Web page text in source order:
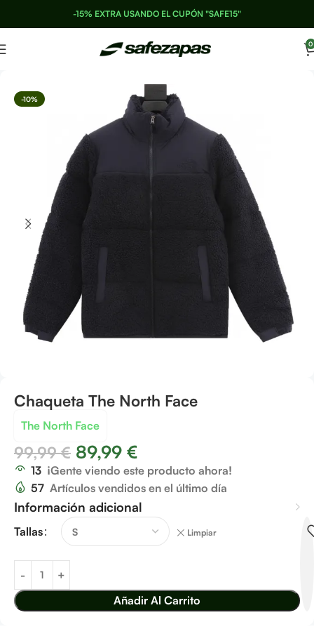
-15% EXTRA USANDO EL CUPÓN "SAFE15"
0
-10%
Chaqueta The North Face
The North Face
99,99€ 89,99 €
13 ¡Gente viendo este producto ahora!
57 Artículos vendidos en el último día
Información adicional
Tallas Limpiar
Añadir Al Carrito